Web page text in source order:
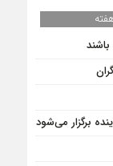
باشند
برگزار می‌شود